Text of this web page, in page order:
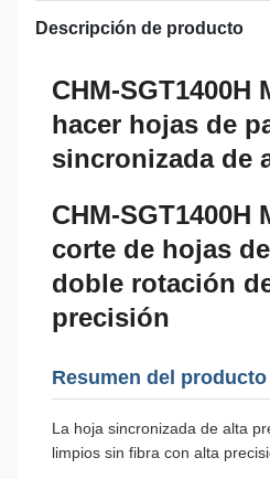
Descripción de producto
CHM-SGT1400H
hacer hojas de
sincronizada de
CHM-SGT1400H
corte de hojas
doble rotación
precisión
Resumen del producto
La hoja sincronizada de alta
limpios sin fibra con alta